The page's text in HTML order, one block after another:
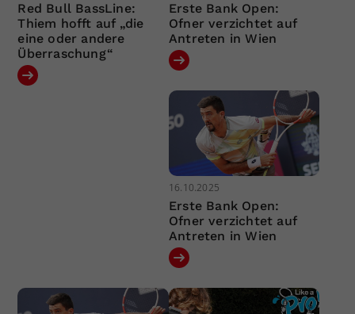
Red Bull BassLine:
Thiem hofft auf „die
eine oder andere
Überraschung“
Erste Bank Open:
Ofner verzichtet auf
Antreten in Wien
16.10.2025
Erste Bank Open:
Ofner verzichtet auf
Antreten in Wien